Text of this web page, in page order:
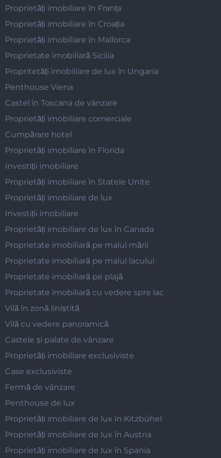
Proprietăți imobiliare în Franța
Proprietăți imobiliare în Croația
Proprietăți imobiliare în Mallorca
Proprietate imobiliară Sicilia
Propritetăți imobiliare de lux în Ungaria
Penthouse Viena
Castel în Toscana de vânzare
Proprietăți imobiliare comerciale
Cumpărare hotel
Proprietăți imobiliare în Florida
Investiții imobiliare
Proprietăți imobiliare în Statele Unite
Proprietăți imobiliare de lux
Investiții imobiliare
Proprietăți imobiliare de lux în Canada
Proprietate imobiliară pe malul mării
Proprietate imobiliară pe malul lacului
Proprietate imobiliară pe plajă
Proprietate imobiliară cu vedere spre lac
Vilă în zonă liniștită
Vilă cu vedere panoramică
Castele și palate de vânzare
Proprietăți imobiliare exclusiviste
Case exclusiviste
Fermă de vânzare
Penthouse de lux
Proprietăți imobiliare de lux în Kitzbühel
Proprietăți imobiliare de lux în Austria
Proprietăți imobiliare de lux în Spania